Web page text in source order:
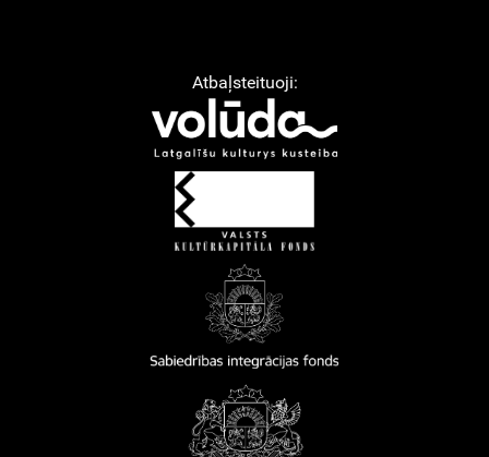
Atbaļsteituoji: